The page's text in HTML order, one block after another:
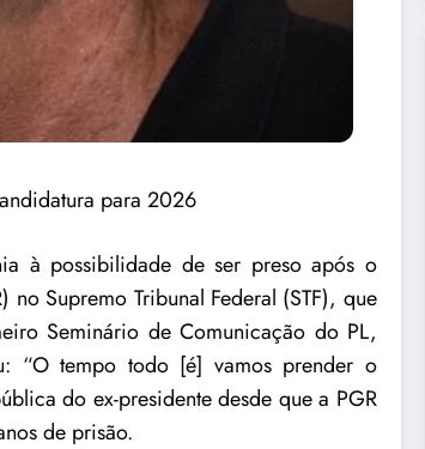
para 2026
à possibilidade de ser preso após o
Supremo Tribunal Federal (STF), que
Seminário de Comunicação do PL,
“O tempo todo [é] vamos prender o
do ex-presidente desde que a PGR
de prisão.